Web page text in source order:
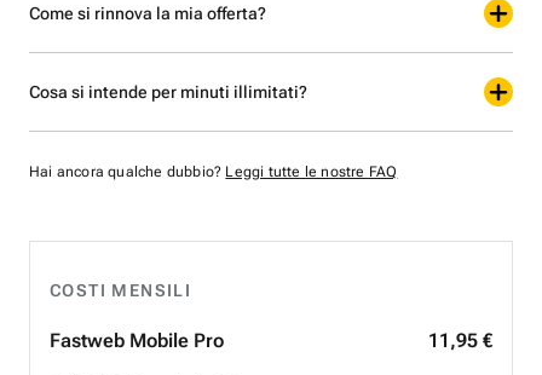
COSTI MENSILI
Fastweb Mobile Pro 11,95 €
Come si rinnova la mia offerta?
Cosa si intende per minuti illimitati?
Hai ancora qualche dubbio? Leggi tutte le nostre FAQ